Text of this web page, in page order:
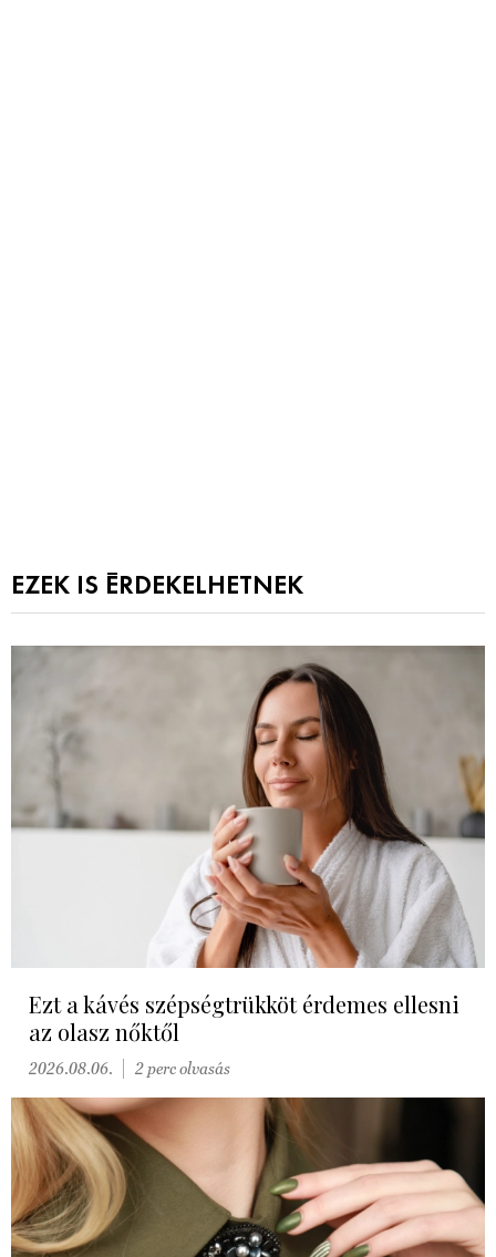
EZEK IS ÉRDEKELHETNEK
Ezt a kávés szépségtrükköt érdemes ellesni
az olasz nőktől
2026.08.06. 2 perc olvasás